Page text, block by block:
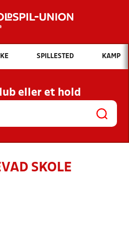
Hvad vil du søge efter?
INDHOLD OG NYHEDER
KLUBBER OG
HOLD
SPILLESTED KAMP
eller et hold
SKOLE